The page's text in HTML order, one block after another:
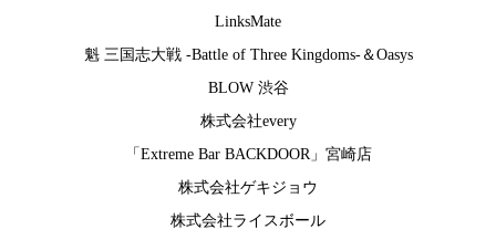
LinksMate
魁 三国志大戦 -Battle of Three Kingdoms-＆Oasys
BLOW 渋谷
株式会社every
「Extreme Bar BACKDOOR」宮崎店
株式会社ゲキジョウ
株式会社ライスボール